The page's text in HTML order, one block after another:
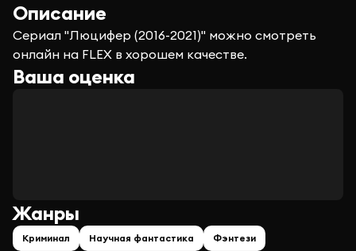
Описание
Сериал "Люцифер (2016-2021)" можно смотреть
онлайн на FLEX в хорошем качестве.
Ваша оценка
Жанры
Криминал Научная фантастика Фэнтези